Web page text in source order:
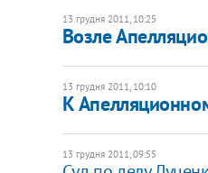
13 грудня 2011, 10:25
Возле
13 грудня 2011, 10:10
​К
13 грудня 2011, 09:55